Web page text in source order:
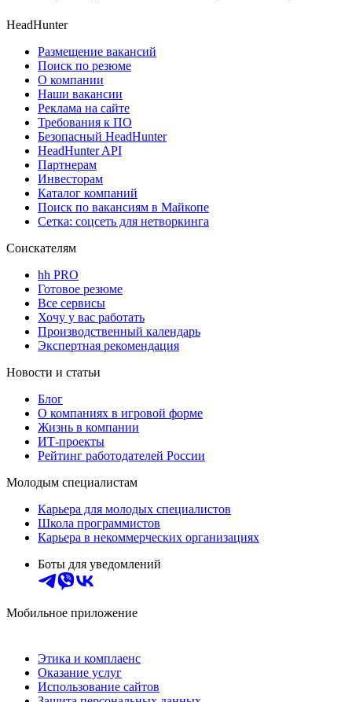
HeadHunter
Размещение вакансий
Поиск по резюме
О компании
Наши вакансии
Реклама на сайте
Требования к ПО
Безопасный HeadHunter
HeadHunter API
Партнерам
Инвесторам
Каталог компаний
Поиск по вакансиям в Майкопе
Сетка: соцсеть для нетворкинга
Соискателям
hh PRO
Готовое резюме
Все сервисы
Хочу у вас работать
Производственный календарь
Экспертная рекомендация
Новости и статьи
Блог
О компаниях в игровой форме
Жизнь в компании
ИТ-проекты
Рейтинг работодателей России
Молодым специалистам
Карьера для молодых специалистов
Школа программистов
Карьера в некоммерческих организациях
Боты для уведомлений
Мобильное приложение
Этика и комплаенс
Оказание услуг
Использование сайтов